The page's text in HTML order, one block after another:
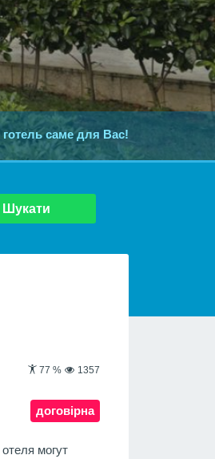
готель саме для Вас!
Шукати
77 % 1357
договірна
могут